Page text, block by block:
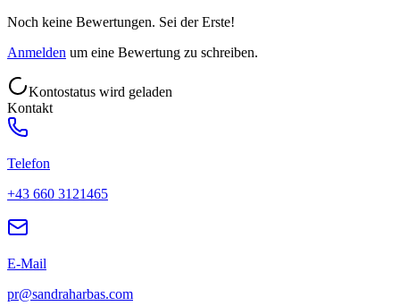
Noch keine Bewertungen. Sei der Erste!
Anmelden um eine Bewertung zu schreiben.
Kontostatus wird geladen
Kontakt
Telefon
+43 660 3121465
E-Mail
pr@sandraharbas.com